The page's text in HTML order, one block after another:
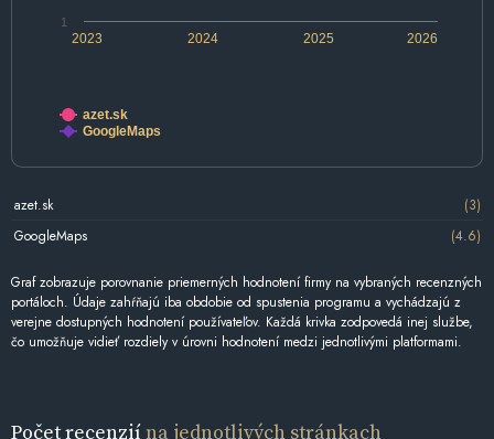
2024 2026
2023 2025
1
azet.sk
GoogleMaps
azet.sk
(3)
GoogleMaps
(4.6)
Graf zobrazuje porovnanie priemerných hodnotení firmy na vybraných recenzných
portáloch. Údaje zahŕňajú iba obdobie od spustenia programu a vychádzajú z
verejne dostupných hodnotení používateľov. Každá krivka zodpovedá inej službe,
čo umožňuje vidieť rozdiely v úrovni hodnotení medzi jednotlivými platformami.
Počet recenziína jednotlivých stránkach